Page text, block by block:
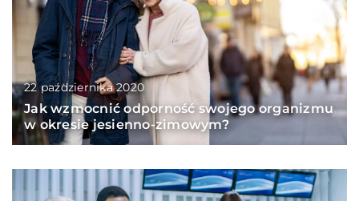
22 października 2020
Jak wzmocnić odporność swojego organizmu
w okresie jesienno-zimowym?